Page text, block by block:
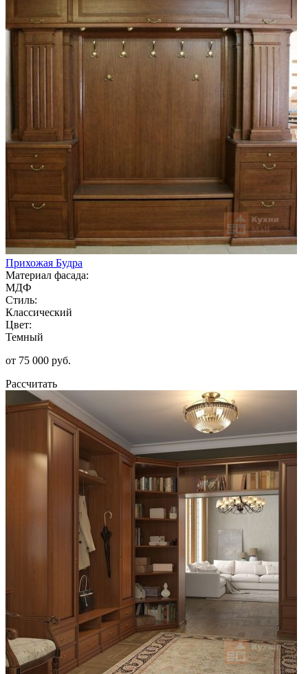
Прихожая Будра
Материал фасада:
МДФ
Стиль:
Классический
Цвет:
Темный
от 75 000 руб.
Рассчитать